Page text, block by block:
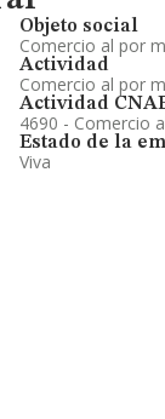
Objeto social
Comercio al por
Actividad
Comercio al por
Actividad
4690 - Comercio
Estado de la
Viva